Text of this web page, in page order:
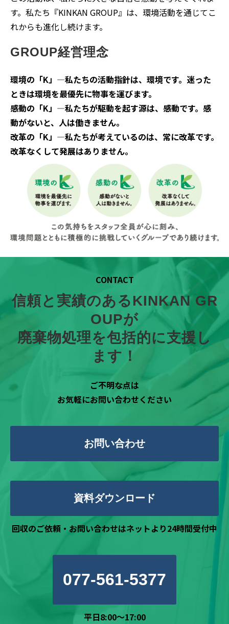
す。私たち『KINKAN GROUP』は、環境活動を通じてこ
れからも進化し続けます。
GROUP経営理念
環境の「K」―私たちの活動指針は、環境です。迷った
ときは環境を最優先に物事を運びます。
感動の「K」―私たちが駆動を起す源は、感動です。感
動がないと、人は働きません。
改革の「K」―私たちが考えているのは、常に改革です。
改革なくして発展はありません。
CONTACT
信頼と実績のあるKINKAN GR
OUPが
廃棄物処理を包括的に支援し
ます！
ご不明な点は
お気軽にお問い合わせください
お問い合わせ
資料ダウンロード
回収のご依頼・お問い合わせはネットより24時間受付中
077-561-5377
平日8:00～17:00